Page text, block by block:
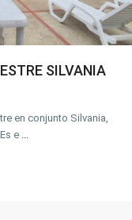
SILVANIA
en conjunto Silvania,
e ...